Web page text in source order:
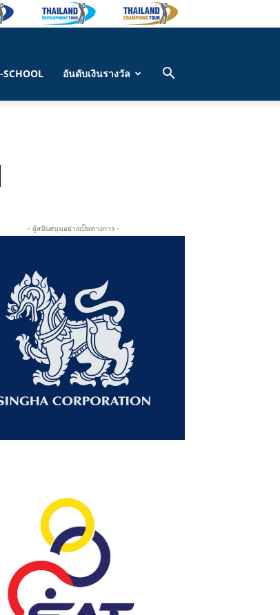
SCHOOL อันดับเงินรางวัล
- ผู้สนับสนุนอย่างเป็นทางการ -